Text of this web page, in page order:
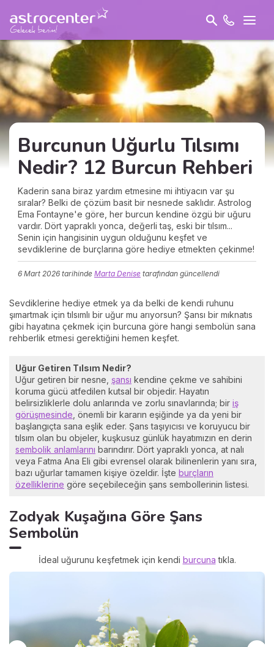
Burcunun Uğurlu Tılsımı
Nedir? 12 Burcun Rehberi
Kaderin sana biraz yardım etmesine mi ihtiyacın var şu
sıralar? Belki de çözüm basit bir nesnede saklıdır. Astrolog
Ema Fontayne'e göre, her burcun kendine özgü bir uğuru
vardır. Dört yapraklı yonca, değerli taş, eski bir tılsım...
Senin için hangisinin uygun olduğunu keşfet ve
sevdiklerine de burçlarına göre hediye etmekten çekinme!
6 Mart 2026 tarihinde Marta Denise tarafından güncellendi
Sevdiklerine hediye etmek ya da belki de kendi ruhunu
şımartmak için tılsımlı bir uğur mu arıyorsun? Şansı bir mıknatıs
gibi hayatına çekmek için burcuna göre hangi sembolün sana
rehberlik etmesi gerektiğini hemen keşfet.
Uğur Getiren Tılsım Nedir?
Uğur getiren bir nesne, şansı kendine çekme ve sahibini
koruma gücü atfedilen kutsal bir objedir. Hayatın
belirsizliklerle dolu anlarında ve zorlu sınavlarında; bir iş
görüşmesinde , önemli bir kararın eşiğinde ya da yeni bir
başlangıçta sana eşlik eder. Şans taşıyıcısı ve koruyucu bir
tılsım olan bu objeler, kuşkusuz günlük hayatımızın en derin
sembolik anlamlarını barındırır. Dört yapraklı yonca, at nalı
veya Fatma Ana Eli gibi evrensel olarak bilinenlerin yanı sıra,
bazı uğurlar tamamen kişiye özeldir. İşte burçların
özelliklerine göre seçebileceğin şans sembollerinin listesi.
Zodyak Kuşağına Göre Şans
Sembolün
İdeal uğurunu keşfetmek için kendi burcuna tıkla.